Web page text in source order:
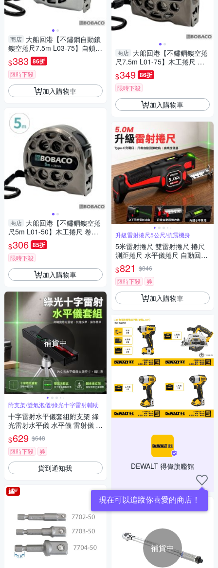
商店 大船回港【不鏽鋼自動鎖
鏤空捲尺7.5m L03-75】自鎖式
捲尺 木工 卷尺 米尺 鋼捲尺 工
程量尺 鋼尺
$383 86折
限時下殺
加入購物車
商店 大船回港【不鏽鋼鏤空捲
尺5m L01-50】木工捲尺 卷尺
公分捲尺 米尺 鋼捲尺 工程量尺
鋼尺
$306 85折
限時下殺
加入購物車
補貨中
附支架/雙氣泡儀/綠光十字雷射輔助
十字雷射水平儀套組附支架 綠
光雷射水平儀 水平儀 雷射儀 綠
光十字 雷射測量 雙氣泡 校準
裝潢施工
$629 $648
限時下殺
券
貨到通知我
商店 大船回港【不鏽鋼鏤空捲
尺7.5m L01-75】木工捲尺 卷
尺 公分捲尺 米尺 鋼捲尺 工程
量尺 鋼尺
$349 86折
限時下殺
加入購物車
升級雷射捲尺5公尺/抗震機身
5米雷射捲尺 雙雷射捲尺 捲尺
測距捲尺 水平儀捲尺 自動回彈
水平儀捲尺 雷射尺 居家DIY 工
程裝潢測量
$821 $846
限時下殺
券
加入購物車
DEWALT 得偉旗艦館
現在可以追蹤你喜愛的商店！
補貨中